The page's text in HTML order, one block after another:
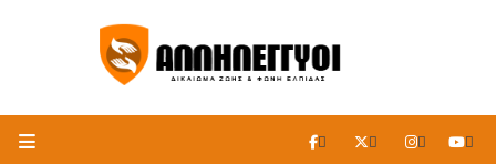
ΑΚΟΥΣΤΕ ΤΟ ΡΑΔΙΟΦΩΝΟ